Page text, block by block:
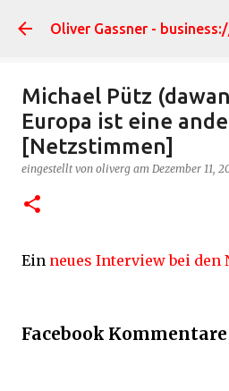
Direkt zum
Oliver Gassner -
Michael Pütz
Europa ist eine
[Netzstimmen]
eingestellt von oliverg am Dezember 11,
Ein neues Interview bei den
Facebook Kommentare